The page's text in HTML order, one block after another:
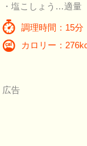
・塩こしょう…適量
調理時間：15分
カロリー：
広告